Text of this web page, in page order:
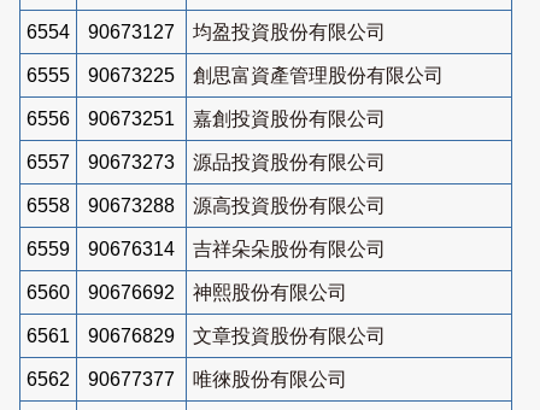
6554 90673127 均盈投資股份有限公司
6555 90673225 創思富資產管理股份有限公司
6556 90673251 嘉創投資股份有限公司
6557 90673273 源品投資股份有限公司
6558 90673288 源高投資股份有限公司
6559 90676314 吉祥朵朵股份有限公司
6560 90676692 神熙股份有限公司
6561 90676829 文章投資股份有限公司
6562 90677377 唯徠股份有限公司